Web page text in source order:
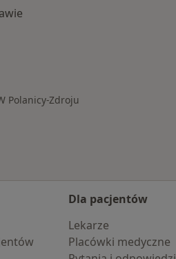
Polanicy-Zdroju
Dla pacjentów
Lekarze
Placówki medyczne